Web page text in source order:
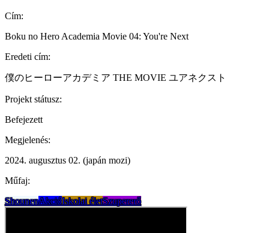
Cím:
Boku no Hero Academia Movie 04: You're Next
Eredeti cím:
僕のヒーローアカデミア THE MOVIE ユアネクスト
Projekt státusz:
Befejezett
Megjelenés:
2024. augusztus 02. (japán mozi)
Műfaj:
ShounenAkcióIskolai életSzupererő